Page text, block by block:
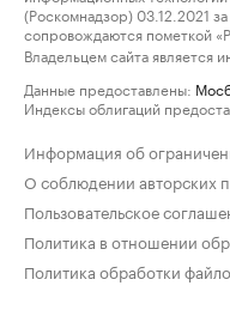
(Роскомнадзор) 03.12.2021
сопровождаются пометкой
Владельцем сайта является
Данные предоставлены:
Индексы облигаций
Информация об
О соблюдении авторских
Пользовательское
Политика в отношении
Политика обработки